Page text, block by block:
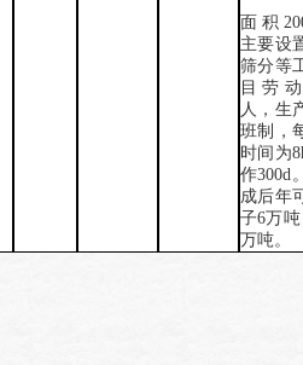
面积
主要设
筛分等
目劳
人，生
班制
，
时间为
作300d
成后年
子6万
万吨。